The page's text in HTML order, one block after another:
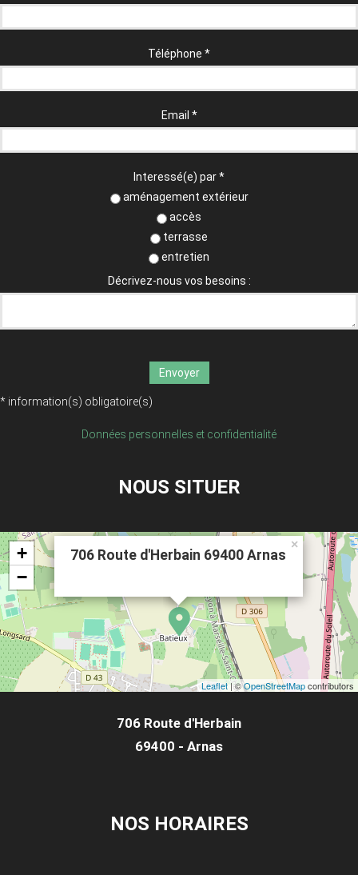
Téléphone *
Email *
Interessé(e) par*
aménagement extérieur
accès
terrasse
entretien
Décrivez-nous vos besoins :
Envoyer
* information(s) obligatoire(s)
Données personnelles et confidentialité
NOUS SITUER
706 Route d'Herbain 69400 Arnas
×
+
−
Leaflet | ©OpenStreetMapcontributors
706 Route d'Herbain
69400 - Arnas
NOS HORAIRES